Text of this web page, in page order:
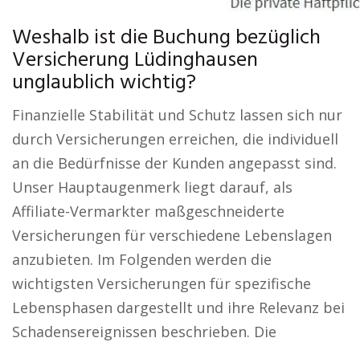
Weshalb ist die Buchung bezüglich
Versicherung Lüdinghausen
unglaublich wichtig?
Finanzielle Stabilität und Schutz lassen sich nur
durch Versicherungen erreichen, die individuell
an die Bedürfnisse der Kunden angepasst sind.
Unser Hauptaugenmerk liegt darauf, als
Affiliate-Vermarkter maßgeschneiderte
Versicherungen für verschiedene Lebenslagen
anzubieten. Im Folgenden werden die
wichtigsten Versicherungen für spezifische
Lebensphasen dargestellt und ihre Relevanz bei
Schadensereignissen beschrieben. Die